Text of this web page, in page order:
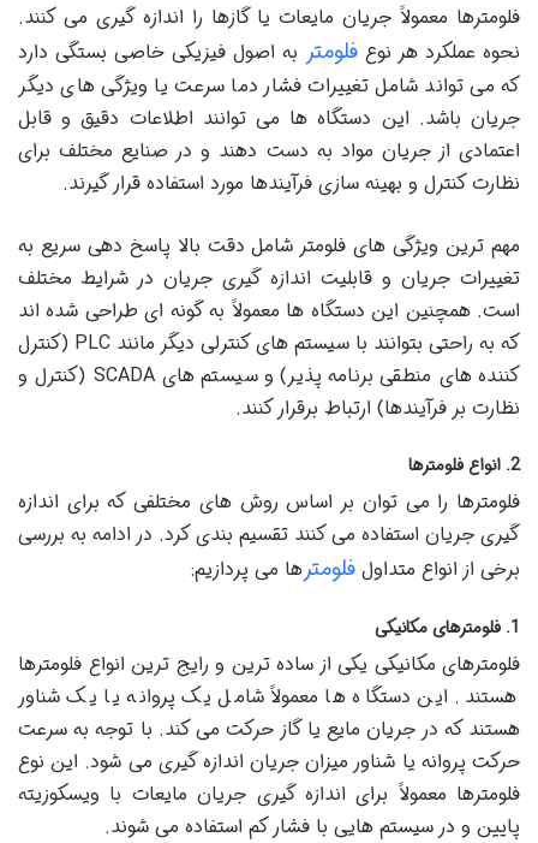
فلومترها معمولاً جریان مایعات یا گازها را اندازه گیری می کنند.
نحوه عملکرد هر نوع فلومتر به اصول فیزیکی خاصی بستگی دارد
که می تواند شامل تغییرات فشار دما سرعت یا ویژگی های دیگر
جریان باشد. این دستگاه ها می توانند اطلاعات دقیق و قابل
اعتمادی از جریان مواد به دست دهند و در صنایع مختلف برای
نظارت کنترل و بهینه سازی فرآیندها مورد استفاده قرار گیرند.
مهم ترین ویژگی های فلومتر شامل دقت بالا پاسخ دهی سریع به
تغییرات جریان و قابلیت اندازه گیری جریان در شرایط مختلف
است. همچنین این دستگاه ها معمولاً به گونه ای طراحی شده اند
که به راحتی بتوانند با سیستم های کنترلی دیگر مانند PLC (کنترل
کننده های منطقی برنامه پذیر) و سیستم های SCADA (کنترل و
نظارت بر فرآیندها) ارتباط برقرار کنند.
2. انواع فلومترها
فلومترها را می توان بر اساس روش های مختلفی که برای اندازه
گیری جریان استفاده می کنند تقسیم بندی کرد. در ادامه به بررسی
برخی از انواع متداول فلومترها می پردازیم:
1. فلومترهای مکانیکی
فلومترهای مکانیکی یکی از ساده ترین و رایج ترین انواع فلومترها
هستند. این دستگاه ها معمولاً شامل یک پروانه یا یک شناور
هستند که در جریان مایع یا گاز حرکت می کند. با توجه به سرعت
حرکت پروانه یا شناور میزان جریان اندازه گیری می شود. این نوع
فلومترها معمولاً برای اندازه گیری جریان مایعات با ویسکوزیته
پایین و در سیستم هایی با فشار کم استفاده می شوند.